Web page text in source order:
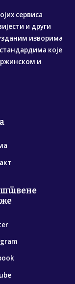
сервиса
и други
изворима
које
и